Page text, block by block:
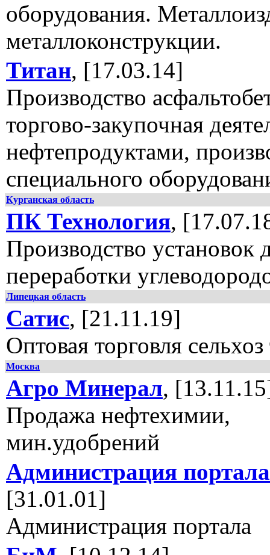
оборудования.
металлоконструкции.
Титан, [17.03.14]
Производство
торгово-закупочная
нефтепродуктами,
специального
Курганская область
ПК Технология,
Производство установок
переработки
Липецкая область
Сатис, [21.11.19]
Оптовая торговля
Москва
Агро Минерал,
Продажа нефтехимии,
мин.удобрений
Администрация портала
[31.01.01]
Администрация портала